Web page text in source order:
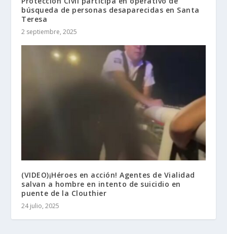
búsqueda de personas desaparecidas en Santa
Teresa
2 septiembre, 2025
(VIDEO)¡Héroes en acción! Agentes de Vialidad
salvan a hombre en intento de suicidio en
puente de la Clouthier
24 julio, 2025